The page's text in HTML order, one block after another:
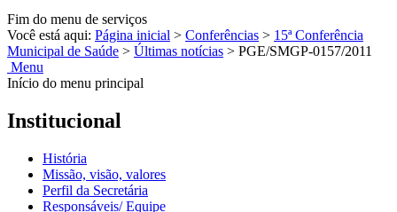
Fim do menu de serviços
Você está aqui: Página inicial > Conferências > 15ª Conferência
Municipal de Saúde > Últimas notícias > PGE/SMGP-0157/2011
Menu
Início do menu principal
Institucional
História
Missão, visão, valores
Perfil da Secretária
Responsáveis/ Equipe